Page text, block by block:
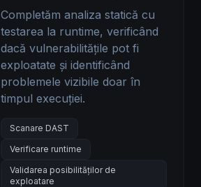
Completăm analiza statică cu
testarea la runtime, verificând
dacă vulnerabilitățile pot fi
exploatate și identificând
problemele vizibile doar în
timpul execuției.
Scanare DAST
Verificare runtime
Validarea posibilităților de
exploatare